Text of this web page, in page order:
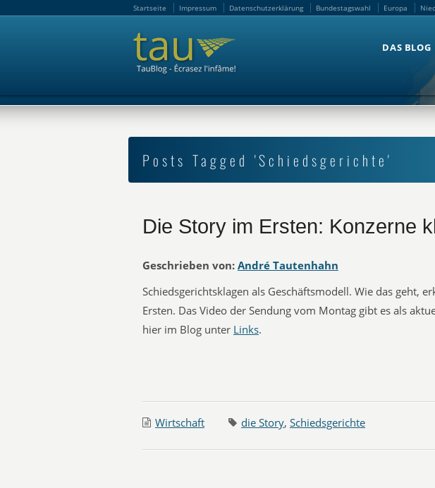
Startseite Impressum Datenschutzerklärung Bundestagswahl Europa
DAS BLOG
Posts Tagged 'Schiedsgerichte'
Die Story im Ersten: Konzerne
Geschrieben von: André Tautenhahn
Schiedsgerichtsklagen als Geschäftsmodell. Wie das geht,
Ersten. Das Video der Sendung vom Montag gibt es als
hier im Blog unter Links.
Wirtschaft die Story, Schiedsgerichte
Startseite Impressum Datenschutzerklärung Bundestagswahl Europa
DAS BLOG